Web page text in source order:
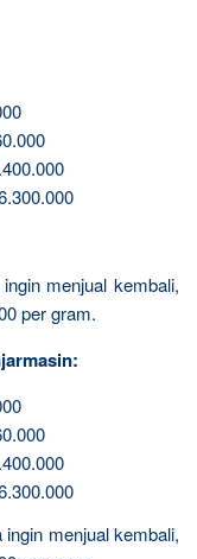
menjual kembali,
per gram.
ingin menjual kembali,